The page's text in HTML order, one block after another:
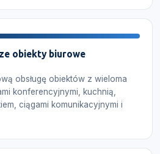
obiekty biurowe
obsługę obiektów z wieloma
konferencyjnymi, kuchnią,
ciągami komunikacyjnymi i